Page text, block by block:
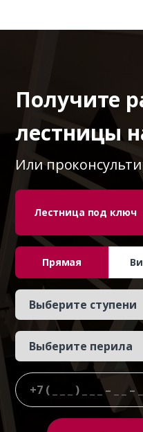
Получите
лестницы
Или
Лестница под ключ
Прямая